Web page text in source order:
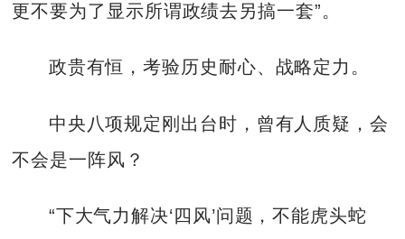
更不要为了显示所谓政绩去另搞一套”。
政贵有恒，考验历史耐心、战略定力。
中央八项规定刚出台时，曾有人质疑，会
不会是一阵风？
“下大气力解决‘四风’问题，不能虎头蛇